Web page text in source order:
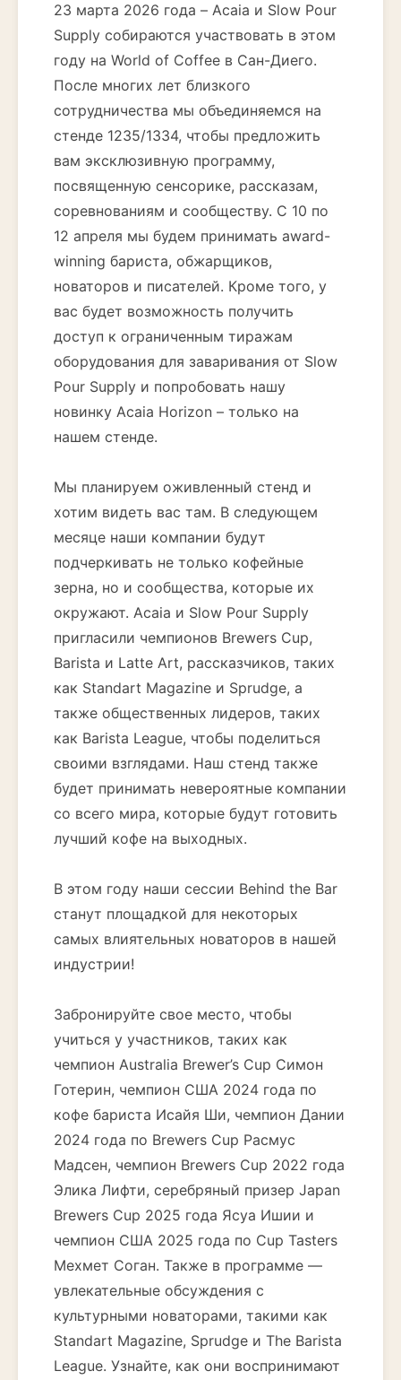
23 марта 2026 года – Acaia и Slow Pour
Supply собираются участвовать в этом
году на World of Coffee в Сан-Диего.
После многих лет близкого
сотрудничества мы объединяемся на
стенде 1235/1334, чтобы предложить
вам эксклюзивную программу,
посвященную сенсорике, рассказам,
соревнованиям и сообществу. С 10 по
12 апреля мы будем принимать award-
winning бариста, обжарщиков,
новаторов и писателей. Кроме того, у
вас будет возможность получить
доступ к ограниченным тиражам
оборудования для заваривания от Slow
Pour Supply и попробовать нашу
новинку Acaia Horizon – только на
нашем стенде.
Мы планируем оживленный стенд и
хотим видеть вас там. В следующем
месяце наши компании будут
подчеркивать не только кофейные
зерна, но и сообщества, которые их
окружают. Acaia и Slow Pour Supply
пригласили чемпионов Brewers Cup,
Barista и Latte Art, рассказчиков, таких
как Standart Magazine и Sprudge, а
также общественных лидеров, таких
как Barista League, чтобы поделиться
своими взглядами. Наш стенд также
будет принимать невероятные компании
со всего мира, которые будут готовить
лучший кофе на выходных.
В этом году наши сессии Behind the Bar
станут площадкой для некоторых
самых влиятельных новаторов в нашей
индустрии!
Забронируйте свое место, чтобы
учиться у участников, таких как
чемпион Australia Brewer’s Cup Симон
Готерин, чемпион США 2024 года по
кофе бариста Исайя Ши, чемпион Дании
2024 года по Brewers Cup Расмус
Мадсен, чемпион Brewers Cup 2022 года
Элика Лифти, серебряный призер Japan
Brewers Cup 2025 года Ясуа Ишии и
чемпион США 2025 года по Cup Tasters
Мехмет Соган. Также в программе —
увлекательные обсуждения с
культурными новаторами, такими как
Standart Magazine, Sprudge и The Barista
League. Узнайте, как они воспринимают